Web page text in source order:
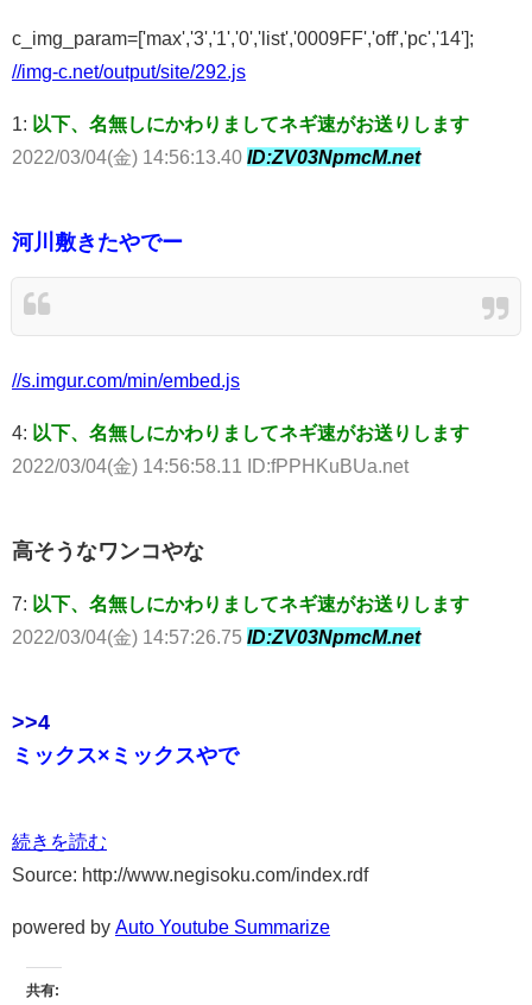
c_img_param=['max','3','1','0','list','0009FF','off','pc','14'];
//img-c.net/output/site/292.js
1: 以下、名無しにかわりましてネギ速がお送りします
2022/03/04(金) 14:56:13.40 ID:ZV03NpmcM.net
河川敷きたやでー
//s.imgur.com/min/embed.js
4: 以下、名無しにかわりましてネギ速がお送りします
2022/03/04(金) 14:56:58.11 ID:fPPHKuBUa.net
高そうなワンコやな
7: 以下、名無しにかわりましてネギ速がお送りします
2022/03/04(金) 14:57:26.75 ID:ZV03NpmcM.net
>>4
ミックス×ミックスやで
続きを読む
Source: http://www.negisoku.com/index.rdf
powered by Auto Youtube Summarize
共有: